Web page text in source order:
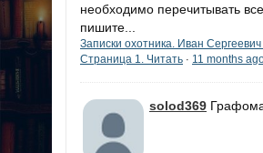
необходимо перечитывать
пишите...
Записки охотника. Иван Сергеевич
Страница 1. Читать · 11 months
solod369